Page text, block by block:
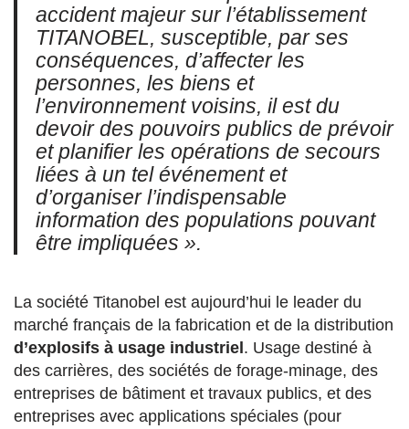
accident majeur sur l’établissement
TITANOBEL, susceptible, par ses
conséquences, d’affecter les
personnes, les biens et
l’environnement voisins, il est du
devoir des pouvoirs publics de prévoir
et planifier les opérations de secours
liées à un tel événement et
d’organiser l’indispensable
information des populations pouvant
être impliquées ».
La société Titanobel est aujourd’hui le leader du
marché français de la fabrication et de la distribution
d’explosifs à usage industriel . Usage destiné à
des carrières, des sociétés de forage-minage, des
entreprises de bâtiment et travaux publics, et des
entreprises avec applications spéciales (pour